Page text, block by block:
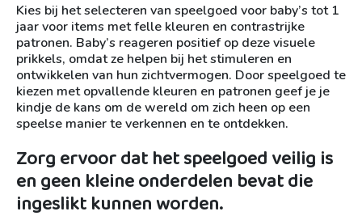
Kies bij het selecteren van speelgoed voor baby’s tot 1
jaar voor items met felle kleuren en contrastrijke
patronen. Baby’s reageren positief op deze visuele
prikkels, omdat ze helpen bij het stimuleren en
ontwikkelen van hun zichtvermogen. Door speelgoed te
kiezen met opvallende kleuren en patronen geef je je
kindje de kans om de wereld om zich heen op een
speelse manier te verkennen en te ontdekken.
Zorg ervoor dat het speelgoed veilig is
en geen kleine onderdelen bevat die
ingeslikt kunnen worden.